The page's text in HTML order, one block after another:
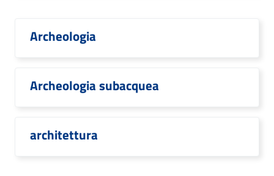
Archeologia
Archeologia subacquea
architettura